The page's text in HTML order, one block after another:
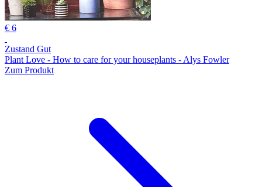
€ 6
Zustand Gut
Plant Love - How to care for your houseplants - Alys Fowler
Zum Produkt